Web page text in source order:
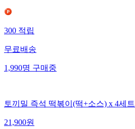
300 적립
무료배송
1,990명 구매중
토끼밀 즉석 떡볶이(떡+소스) x 4세
21,900원